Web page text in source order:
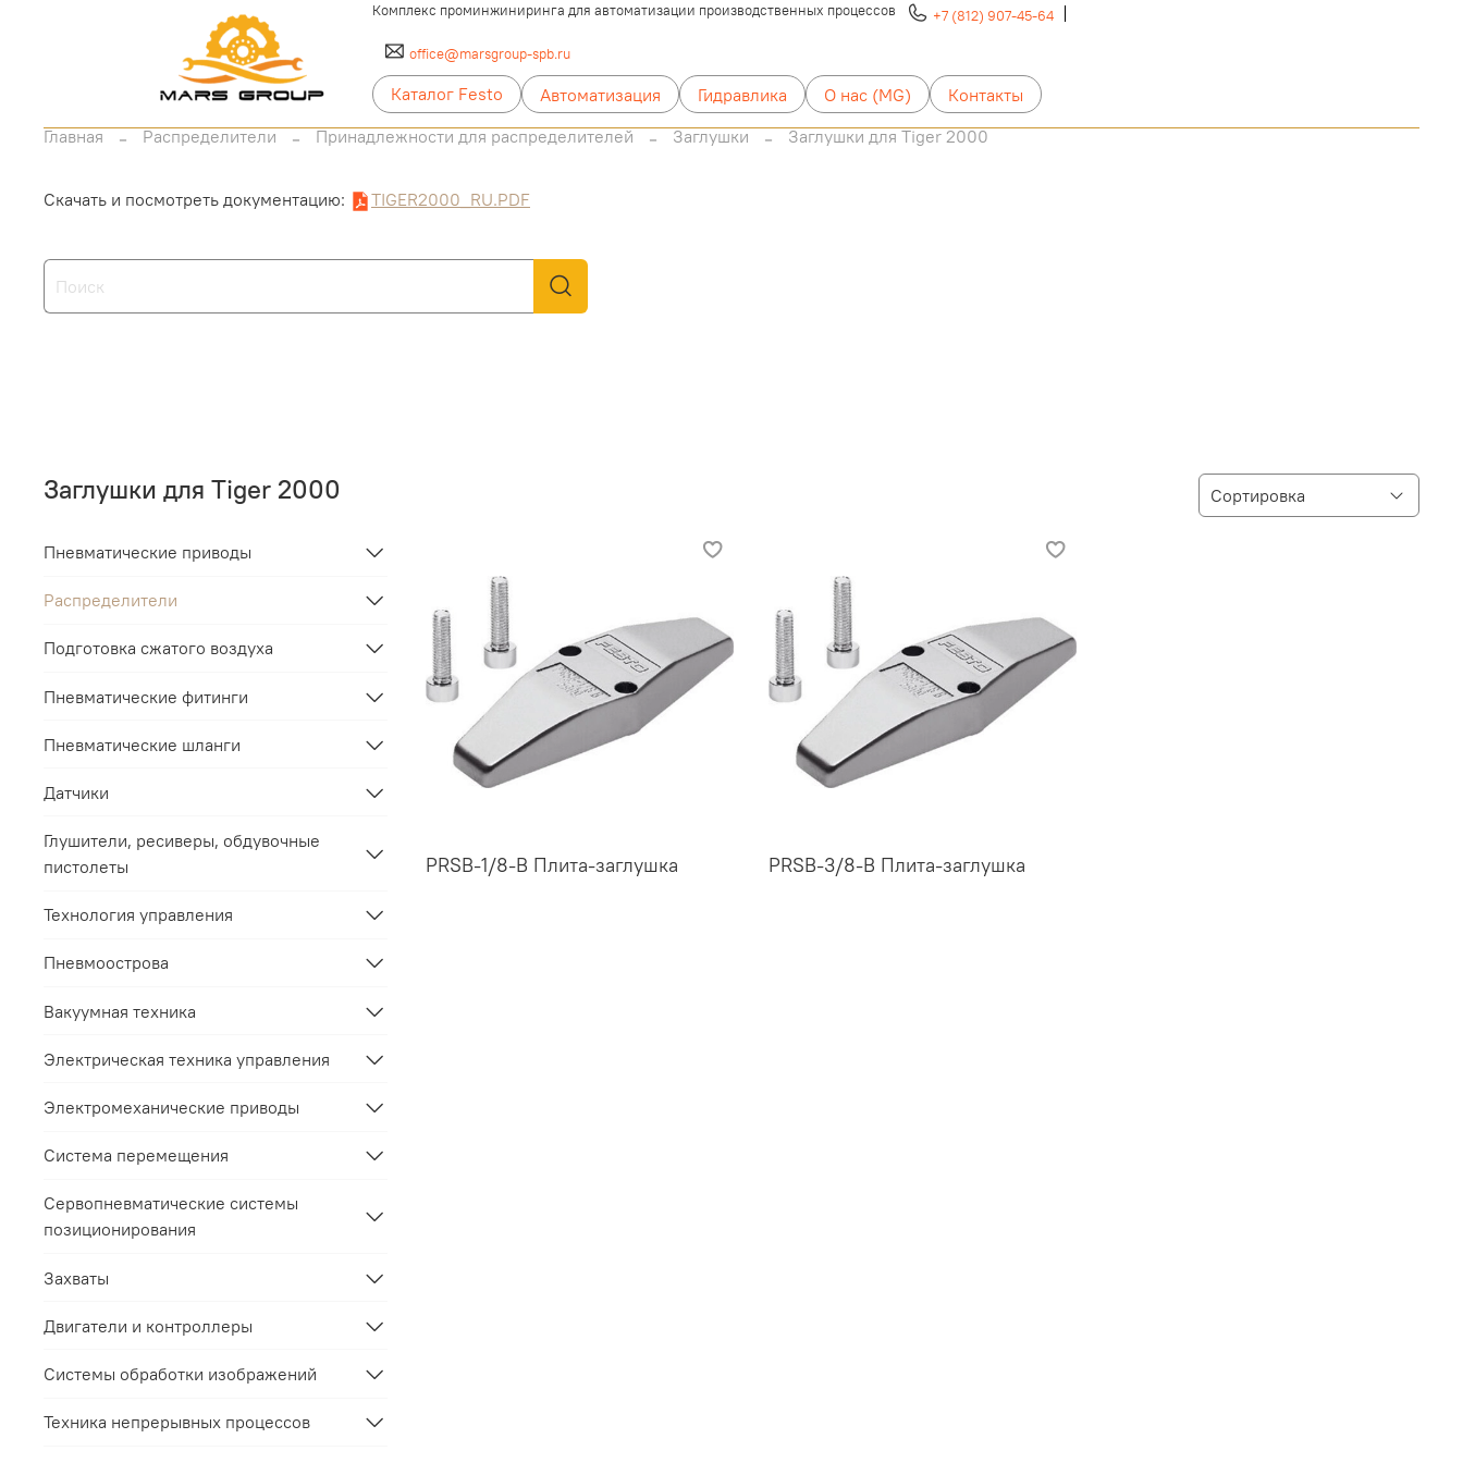
Комплекс проминжиниринга для автоматизации производственных процессов +7 (812) 907-45-64
office@marsgroup-spb.ru
Каталог Festo Автоматизация Гидравлика О нас (MG)
Контакты
Главная
Распределители Принадлежности для распределителей Заглушки Заглушки для Tiger 2000
Скачать и посмотреть документацию: TIGER2000_RU.PDF
Заглушки для Tiger 2000
PRSB-1/8-B Плита-заглушка PRSB-3/8-B Плита-заглушка
Пневматические приводы
Распределители
Подготовка сжатого воздуха
Пневматические фитинги
Пневматические шланги
Датчики
Глушители, ресиверы, обдувочные
пистолеты
Технология управления
Пневмоострова
Вакуумная техника
Электрическая техника управления
Электромеханические приводы
Система перемещения
Сервопневматические системы
позиционирования
Захваты
Двигатели и контроллеры
Системы обработки изображений
Техника непрерывных процессов